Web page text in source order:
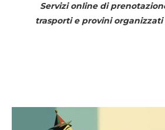
Servizi online di
trasporti e provini